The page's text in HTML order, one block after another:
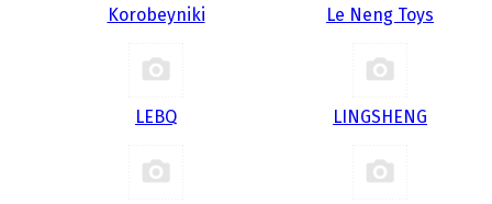
Korobeyniki Le Neng Toys
LEBQ LINGSHENG